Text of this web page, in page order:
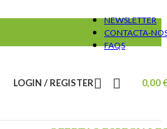
NEWSLETTER
CONTACTA-
FAQS
LOGIN / REGISTER 0,00